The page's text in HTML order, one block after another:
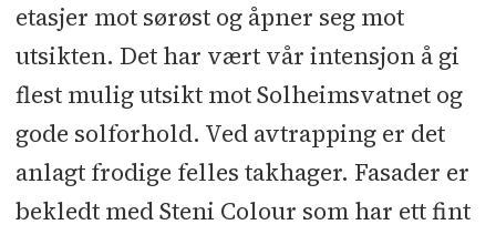
etasjer mot sørøst og åpner seg mot
utsikten. Det har vært vår intensjon å gi
flest mulig utsikt mot Solheimsvatnet og
gode solforhold. Ved avtrapping er det
anlagt frodige felles takhager. Fasader er
bekledt med Steni Colour som har ett fint